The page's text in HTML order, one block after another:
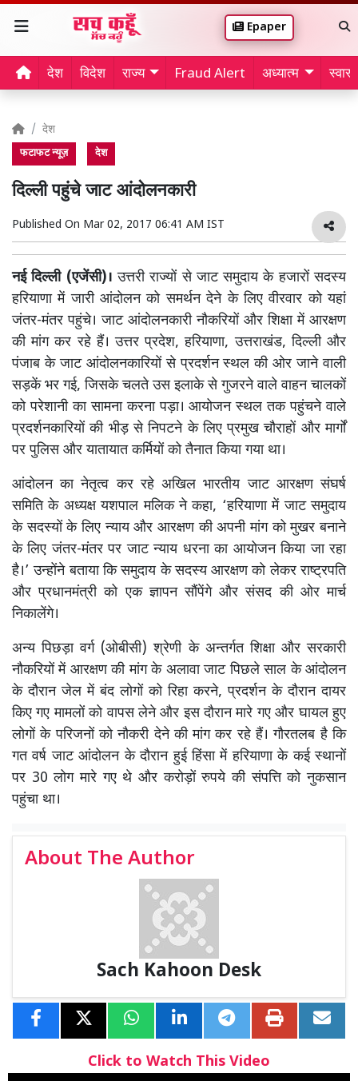
Epaper
देश विदेश राज्य Fraud Alert अध्यात्म
देश
फटाफट न्यूज़ देश
दिल्ली पहुंचे जाट आंदोलनकारी
Published On Mar 02, 2017 06:41 AM IST
नई दिल्ली (एजेंसी)। उत्तरी राज्यों से जाट समुदाय के हजारों सदस्य
हरियाणा में जारी आंदोलन को समर्थन देने के लिए वीरवार को यहां
जंतर-मंतर पहुंचे। जाट आंदोलनकारी नौकरियों और शिक्षा में आरक्षण
की मांग कर रहे हैं। उत्तर प्रदेश, हरियाणा, उत्तराखंड, दिल्ली और
पंजाब के जाट आंदोलनकारियों से प्रदर्शन स्थल की ओर जाने वाली
सड़कें भर गई, जिसके चलते उस इलाके से गुजरने वाले वाहन चालकों
को परेशानी का सामना करना पड़ा। आयोजन स्थल तक पहुंचने वाले
प्रदर्शनकारियों की भीड़ से निपटने के लिए प्रमुख चौराहों और मार्गों
पर पुलिस और यातायात कर्मियों को तैनात किया गया था।
आंदोलन का नेतृत्व कर रहे अखिल भारतीय जाट आरक्षण संघर्ष
समिति के अध्यक्ष यशपाल मलिक ने कहा, ‘हरियाणा में जाट समुदाय
के सदस्यों के लिए न्याय और आरक्षण की अपनी मांग को मुखर बनाने
के लिए जंतर-मंतर पर जाट न्याय धरना का आयोजन किया जा रहा
है।’ उन्होंने बताया कि समुदाय के सदस्य आरक्षण को लेकर राष्ट्रपति
और प्रधानमंत्री को एक ज्ञापन सौंपेंगे और संसद की ओर मार्च
निकालेंगे।
अन्य पिछड़ा वर्ग (ओबीसी) श्रेणी के अन्तर्गत शिक्षा और सरकारी
नौकरियों में आरक्षण की मांग के अलावा जाट पिछले साल के आंदोलन
के दौरान जेल में बंद लोगों को रिहा करने, प्रदर्शन के दौरान दायर
किए गए मामलों को वापस लेने और इस दौरान मारे गए और घायल हुए
लोगों के परिजनों को नौकरी देने की मांग कर रहे हैं। गौरतलब है कि
गत वर्ष जाट आंदोलन के दौरान हुई हिंसा में हरियाणा के कई स्थानों
पर 30 लोग मारे गए थे और करोड़ों रुपये की संपत्ति को नुकसान
पहुंचा था।
About The Author
Sach Kahoon Desk
Click to Watch This Video